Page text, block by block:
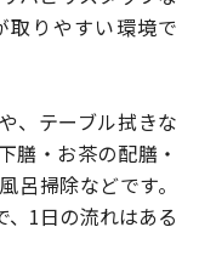
取りやすい環境で
、テーブル拭きな
膳・お茶の配膳・
呂掃除などです。
1日の流れはある